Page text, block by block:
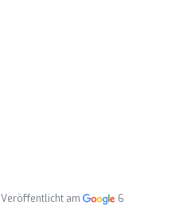
Veröffentlicht am
6